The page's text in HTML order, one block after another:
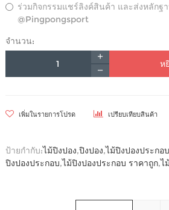
ร่วมกิจกรรมแชร์ลิงค์สินค้า และส่งหลักฐ
@Pingpongsport
จำนวน:
ห
เพิ่มในรายการโปรด เปรียบเทียบสินค้า
ป้ายกำกับ:ไม้ปิงปอง,ปิงปอง,ไม้ปิงปองประกอ
ปิงปองประกอบ,ไม้ปิงปองประกอบ ราคาถูก,ไ